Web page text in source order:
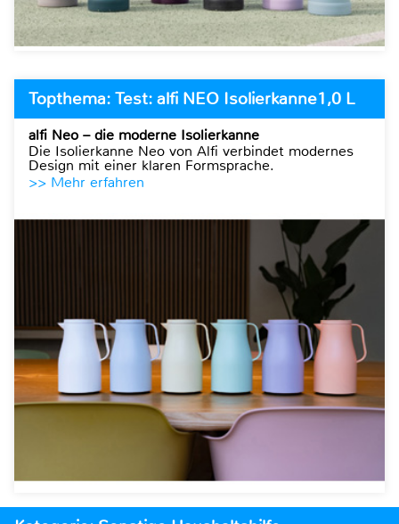
Topthema: Test: alfi NEO Isolierkanne1,0 L
alfi Neo – die moderne Isolierkanne
Die Isolierkanne Neo von Alfi verbindet modernes
Design mit einer klaren Formsprache.
>> Mehr erfahren